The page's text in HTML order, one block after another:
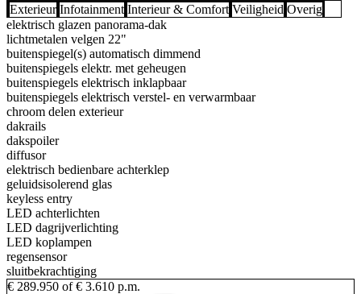
Exterieur Infotainment Interieur & Comfort Veiligheid Overig
elektrisch glazen panorama-dak
lichtmetalen velgen 22"
buitenspiegel(s) automatisch dimmend
buitenspiegels elektr. met geheugen
buitenspiegels elektrisch inklapbaar
buitenspiegels elektrisch verstel- en verwarmbaar
chroom delen exterieur
dakrails
dakspoiler
diffusor
elektrisch bedienbare achterklep
geluidsisolerend glas
keyless entry
LED achterlichten
LED dagrijverlichting
LED koplampen
regensensor
sluitbekrachtiging
€ 289.950 of € 3.610 p.m.